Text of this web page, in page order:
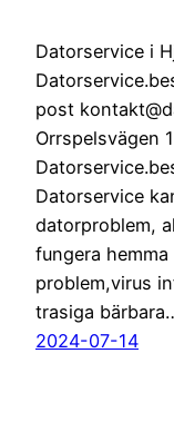
Datorservice i
post
Orrspelsvägen
Datorservice
datorproblem,
fungera
problem,virus
trasiga
2024-07-14